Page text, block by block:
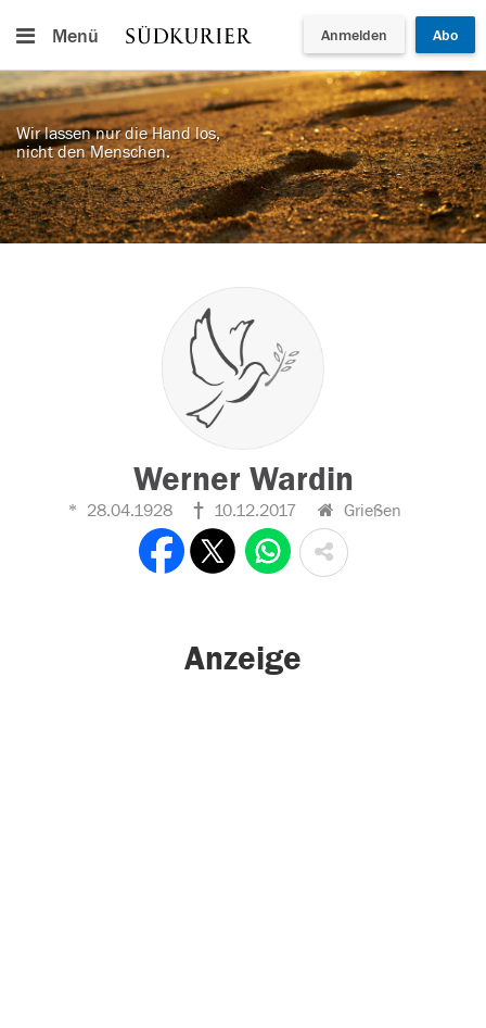
Menü Anmelden Abo
Wir lassen nur die Hand los,
nicht den Menschen.
Werner Wardin
28.04.1928 10.12.2017 Grießen
Anzeige